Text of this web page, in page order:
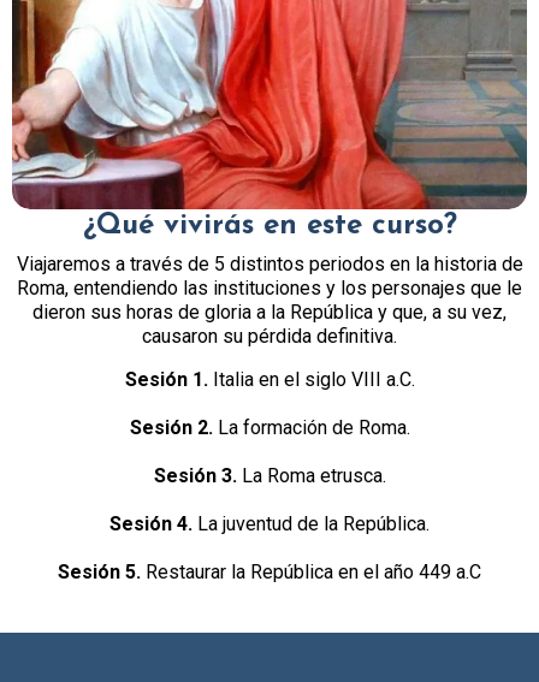
¿Qué vivirás en este curso?
Viajaremos a través de 5 distintos periodos en la historia de
Roma, entendiendo las instituciones y los personajes que le
dieron sus horas de gloria a la República y que, a su vez,
causaron su pérdida definitiva.
Sesión 1.Italia en el siglo VIII a.C.
Sesión 2.La formación de Roma.
Sesión 3.La Roma etrusca.
Sesión 4. La juventud de la República.
Sesión 5. Restaurar la República en el año 449 a.C